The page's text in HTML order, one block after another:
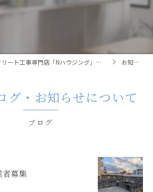
外壁塗装・コンクリート工事専門店「Nハウジング」㈱中野工業 お知らせ
グ・お知らせについて
ブログ
募集